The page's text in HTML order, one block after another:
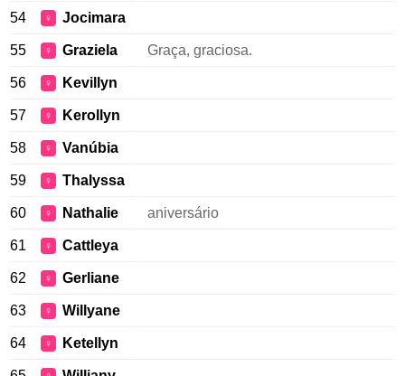
54 ♀ Jocimara
55 ♀ Graziela Graça, graciosa.
56 ♀ Kevillyn
57 ♀ Kerollyn
58 ♀ Vanúbia
59 ♀ Thalyssa
60 ♀ Nathalie aniversário
61 ♀ Cattleya
62 ♀ Gerliane
63 ♀ Willyane
64 ♀ Ketellyn